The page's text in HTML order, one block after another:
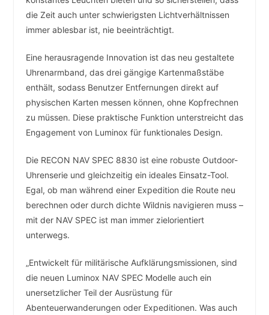
die Zeit auch unter schwierigsten Lichtverhältnissen
immer ablesbar ist, nie beeinträchtigt.
Eine herausragende Innovation ist das neu gestaltete
Uhrenarmband, das drei gängige Kartenmaßstäbe
enthält, sodass Benutzer Entfernungen direkt auf
physischen Karten messen können, ohne Kopfrechnen
zu müssen. Diese praktische Funktion unterstreicht das
Engagement von Luminox für funktionales Design.
Die RECON NAV SPEC 8830 ist eine robuste Outdoor-
Uhrenserie und gleichzeitig ein ideales Einsatz-Tool.
Egal, ob man während einer Expedition die Route neu
berechnen oder durch dichte Wildnis navigieren muss –
mit der NAV SPEC ist man immer zielorientiert
unterwegs.
„Entwickelt für militärische Aufklärungsmissionen, sind
die neuen Luminox NAV SPEC Modelle auch ein
unersetzlicher Teil der Ausrüstung für
Abenteuerwanderungen oder Expeditionen. Was auch